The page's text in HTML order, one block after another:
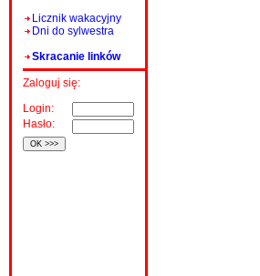
Licznik wakacyjny
Dni do sylwestra
Skracanie linków
Zaloguj się:
Login:
Hasło: